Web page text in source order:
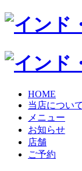
HOME
当店について
メニュー
お知らせ
店舗
ご予約